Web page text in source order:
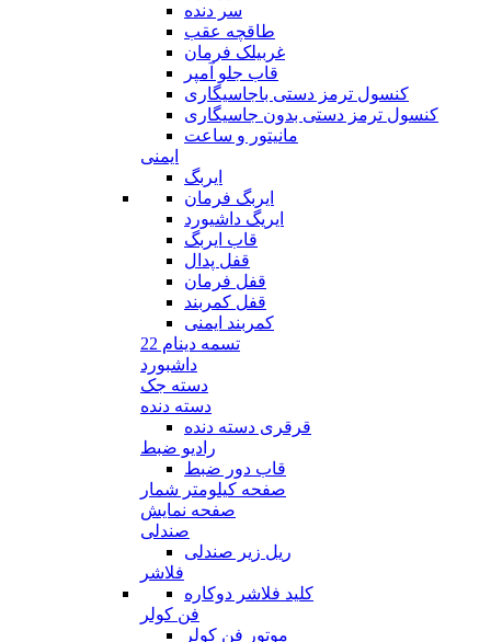
سر دنده
طاقچه عقب
غربیلک فرمان
قاب جلو آمپر
کنسول ترمز دستی باجاسیگاری
کنسول ترمز دستی بدون جاسیگاری
مانیتور و ساعت
ایمنی
ایربگ
ایربگ فرمان
ایریگ داشیورد
قاب ایربگ
قفل پدال
قفل فرمان
قفل کمربند
کمربند ایمنی
تسمه دینام 22
داشبورد
دسته جک
دسته دنده
قرقری دسته دنده
رادیو ضبط
قاب دور ضبط
صفحه کیلومتر شمار
صفحه نمایش
صندلی
ریل زیر صندلی
فلاشر
کلید فلاشر دوکاره
فن کولر
موتور فن کولر